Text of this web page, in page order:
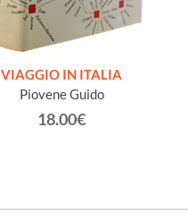
VIAGGIO IN ITALIA
Piovene Guido
18.00€